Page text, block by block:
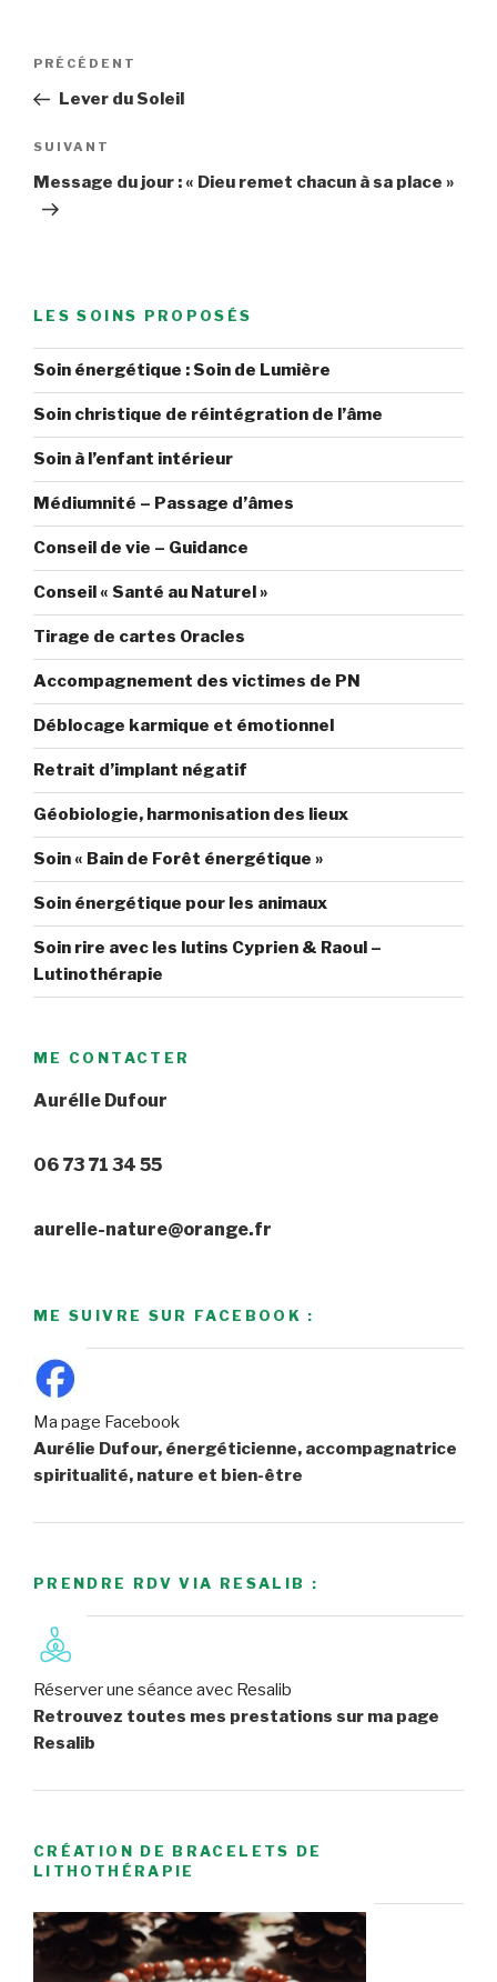
Navigation
l’article
Article
précédent
PRÉCÉDENT
Lever du Soleil
Article
suivant
SUIVANT
Message du jour : « Dieu remet chacun à sa place »
LES SOINS PROPOSÉS
Soin énergétique : Soin de Lumière
Soin christique de réintégration de l’âme
Soin à l’enfant intérieur
Médiumnité – Passage d’âmes
Conseil de vie – Guidance
Conseil « Santé au Naturel »
Tirage de cartes Oracles
Accompagnement des victimes de PN
Déblocage karmique et émotionnel
Retrait d’implant négatif
Géobiologie, harmonisation des lieux
Soin « Bain de Forêt énergétique »
Soin énergétique pour les animaux
Soin rire avec les lutins Cyprien & Raoul –
Lutinothérapie
ME CONTACTER
Aurélie Dufour
06 73 71 34 55
aurelie-nature@orange.fr
ME SUIVRE SUR FACEBOOK :
Ma page Facebook
Aurélie Dufour, énergéticienne, accompagnatrice
spiritualité, nature et bien-être
PRENDRE RDV VIA RESALIB :
Réserver une séance avec Resalib
Retrouvez toutes mes prestations sur ma page
Resalib
CRÉATION DE BRACELETS DE
LITHOTHÉRAPIE